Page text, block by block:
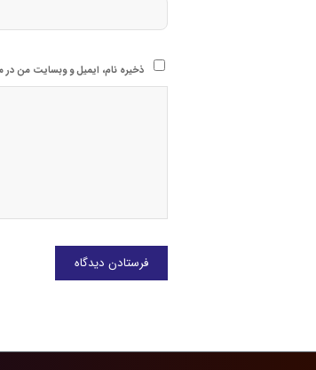
ذخیره نام، ایمیل و وبسایت من در